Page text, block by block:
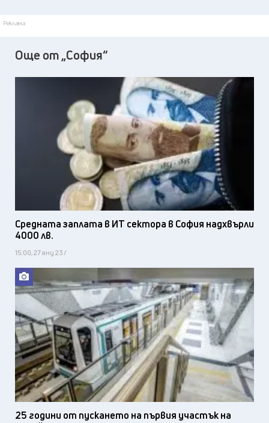
Реклама
Още от „София“
Средната заплата в ИТ сектора в София надхвърли
4000 лв.
15:00, 27 яну 23 /
25 години от пускането на първия участък на